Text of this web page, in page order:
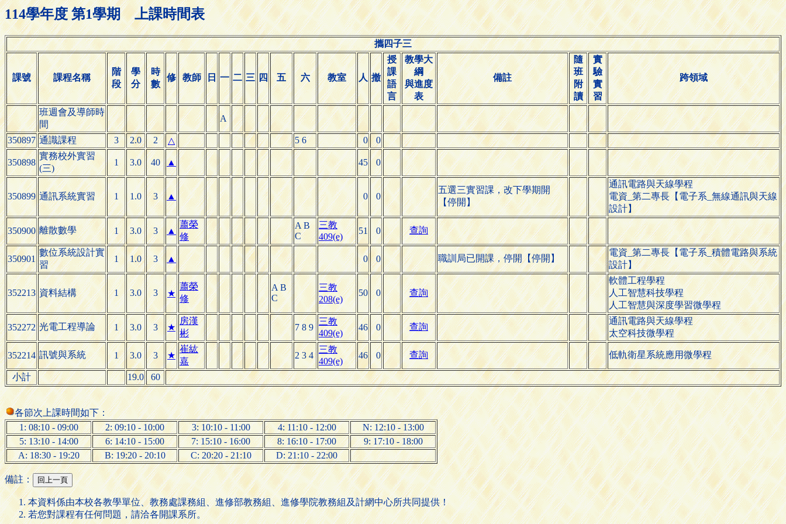
114學年度 第1學期 上課時間表
攜四子三
課號 課程名稱
階
段
學
分
時
數
修 教師 日 一 二 三 四 五 六 教室 人 撤
授
課
語
言
教學大
綱
與進度
表
備註
隨
班
附
讀
實
驗
實
習
跨領域
班週會及導師時
間
A
350897 通識課程 3 2.0 2 △ 5 6 0 0
350898
實務校外實習
(三)
1 3.0 40 ▲ 45 0
350899 通訊系統實習 1 1.0 3 ▲ 0 0
五選三實習課，改下學期開
【停開】
通訊電路與天線學程
電資_第二專長【電子系_無線通訊與天線
設計】
350900 離散數學 1 3.0 3 ▲
蕭榮
修
A B
C
三教
409(e)
51 0 查詢
350901
數位系統設計實
習
1 1.0 3 ▲ 0 0 職訓局已開課，停開【停開】
電資_第二專長【電子系_積體電路與系統
設計】
352213 資料結構 1 3.0 3 ★
蕭榮
修
A B
C
三教
208(e)
50 0 查詢
軟體工程學程
人工智慧科技學程
人工智慧與深度學習微學程
352272 光電工程導論 1 3.0 3 ★
房漢
彬
7 8 9
三教
409(e)
46 0 查詢
通訊電路與天線學程
太空科技微學程
352214 訊號與系統 1 3.0 3 ★
崔紘
嘉
2 3 4
三教
409(e)
46 0 查詢 低軌衛星系統應用微學程
小計 19.0 60
各節次上課時間如下：
1: 08:10 - 09:00
2: 09:10 - 10:00 3: 10:10 - 11:00 4: 11:10 - 12:00
N: 12:10 - 13:00
5: 13:10 - 14:00
6: 14:10 - 15:00 7: 15:10 - 16:00 8: 16:10 - 17:00
9: 17:10 - 18:00
A: 18:30 - 19:20
B: 19:20 - 20:10 C: 20:20 - 21:10 D: 21:10 - 22:00
備註：
本資料係由本校各教學單位、教務處課務組、進修部教務組、進修學院教務組及計網中心所共同提供！
若您對課程有任何問題，請洽各開課系所。